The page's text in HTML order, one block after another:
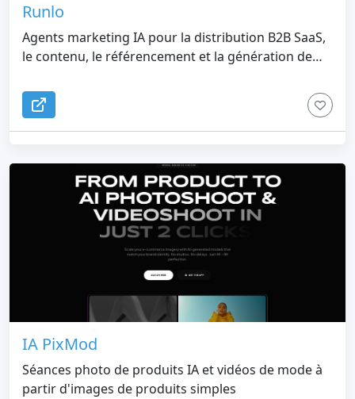
Runlo
Agents marketing IA pour la distribution B2B SaaS,
le contenu, le référencement et la génération de
IA PixMod
Séances photo de produits IA et vidéos de mode à
partir d'images de produits simples